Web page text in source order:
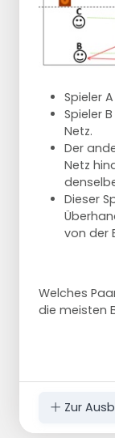
Spieler
Spieler
Netz.
Der
Netz
Dieser
von der
Welches
die meisten
Zur